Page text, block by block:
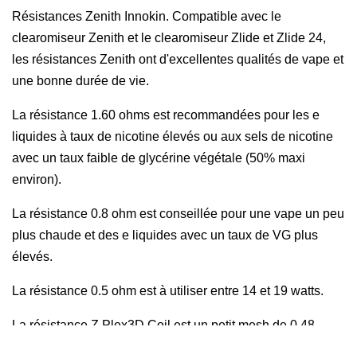
Résistances Zenith Innokin. Compatible avec le
clearomiseur Zenith et le clearomiseur Zlide et Zlide 24,
les résistances Zenith ont d'excellentes qualités de vape et
une bonne durée de vie.
La résistance 1.60 ohms est recommandées pour les e
liquides à taux de nicotine élevés ou aux sels de nicotine
avec un taux faible de glycérine végétale (50% maxi
environ).
La résistance 0.8 ohm est conseillée pour une vape un peu
plus chaude et des e liquides avec un taux de VG plus
élevés.
La résistance 0.5 ohm est à utiliser entre 14 et 19 watts.
La résistance Z Plex3D Coil est un petit mesh de 0.48